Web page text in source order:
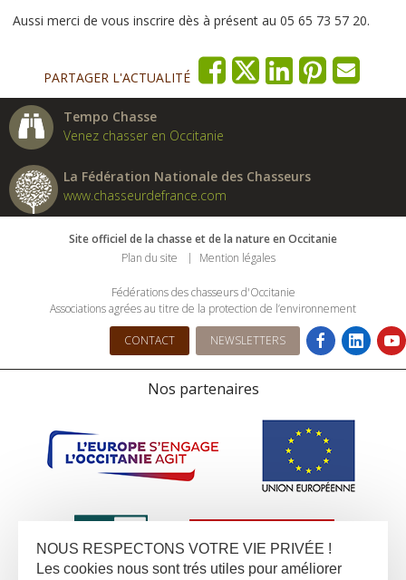
Aussi merci de vous inscrire dès à présent au 05 65 73 57 20.
PARTAGER L'ACTUALITÉ
Tempo Chasse
Venez chasser en Occitanie
La Fédération Nationale des Chasseurs
www.chasseurdefrance.com
Site officiel de la chasse et de la nature en Occitanie
Plan du site
Mention légales
Fédérations des chasseurs d'Occitanie
Associations agrées au titre de la protection de l’environnement
CONTACT NEWSLETTERS
Nos partenaires
NOUS RESPECTONS VOTRE VIE PRIVÉE !
Les cookies nous sont trés utiles pour améliorer